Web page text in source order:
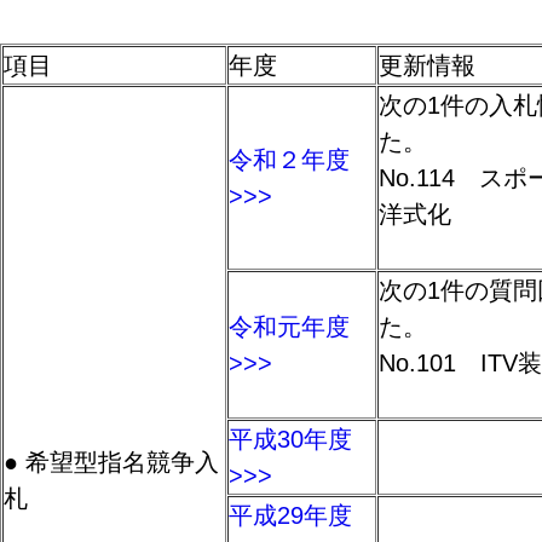
項目 年度 更新情報
● 希望型指名競争入
札
令和２年度
>>>
次の1件の入
た。
No.114 スポ
洋式化
令和元年度
>>>
次の1件の質
た。
No.101 ITV
平成30年度
>>>
平成29年度